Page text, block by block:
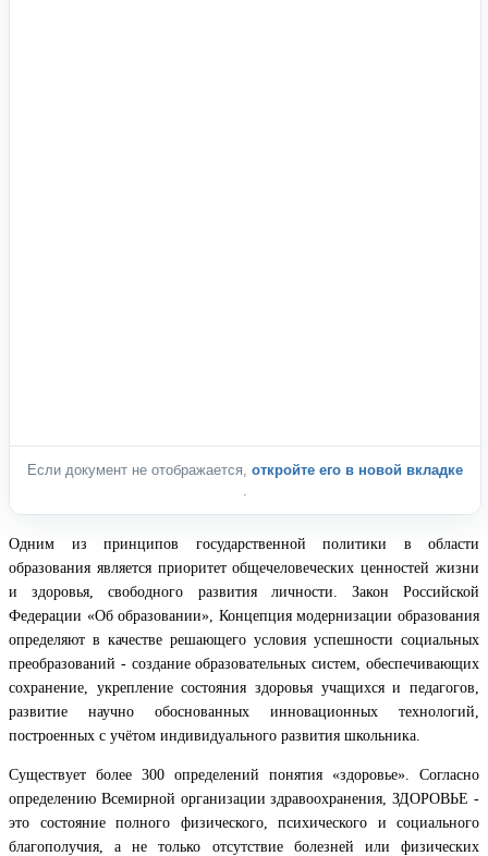
Если документ не отображается, откройте его в новой вкладке
Одним из принципов государственной политики в области
образования является приоритет общечеловеческих ценностей жизни
и здоровья, свободного развития личности. Закон Российской
Федерации «Об образовании», Концепция модернизации образования
определяют в качестве решающего условия успешности социальных
преобразований - создание образовательных систем, обеспечивающих
сохранение, укрепление состояния здоровья учащихся и педагогов,
развитие научно обоснованных инновационных технологий,
построенных с учётом индивидуального развития школьника.
Существует более 300 определений понятия «здоровье». Согласно
определению Всемирной организации здравоохранения, ЗДОРОВЬЕ -
это состояние полного физического, психического и социального
благополучия, а не только отсутствие болезней или физических